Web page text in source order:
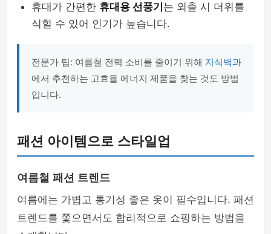
휴대가 간편한 휴대용 선풍기 는 외출 시 더위를
식힐 수 있어 인기가 높습니다.
전문가 팁: 여름철 전력 소비를 줄이기 위해 지식백과
에서 추천하는 고효율 에너지 제품을 찾는 것도 방법
입니다.
패션 아이템으로 스타일업
여름철 패션 트렌드
여름에는 가볍고 통기성 좋은 옷이 필수입니다. 패션
트렌드를 쫓으면서도 합리적으로 쇼핑하는 방법을